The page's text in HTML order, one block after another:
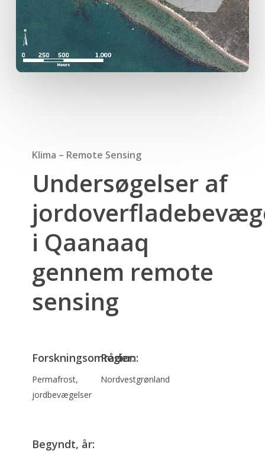
Klima – Remote Sensing
Undersøgelser af
i Qaanaaq
gennem remote
sensing
Forskningsområder:
Permafrost,
jordbevægelser
Region:
Nordvestgrønland
Begyndt, år: